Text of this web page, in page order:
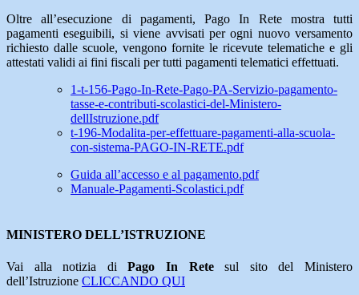
Oltre all’esecuzione di pagamenti, Pago In Rete mostra tutti
pagamenti eseguibili, si viene avvisati per ogni nuovo versamento
richiesto dalle scuole, vengono fornite le ricevute telematiche e gli
attestati validi ai fini fiscali per tutti pagamenti telematici effettuati.
1-t-156-Pago-In-Rete-Pago-PA-Servizio-pagamento-
tasse-e-contributi-scolastici-del-Ministero-
dellIstruzione.pdf
t-196-Modalita-per-effettuare-pagamenti-alla-scuola-
con-sistema-PAGO-IN-RETE.pdf
Guida all’accesso e al pagamento.pdf
Manuale-Pagamenti-Scolastici.pdf
MINISTERO DELL’ISTRUZIONE
Vai alla notizia diPago In Retesul sito del Ministero
dell’Istruzione CLICCANDO QUI